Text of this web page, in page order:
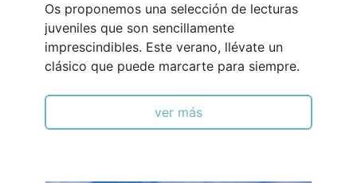
Os proponemos una selección de lecturas
juveniles que son sencillamente
imprescindibles. Este verano, llévate un
clásico que puede marcarte para siempre.
ver más